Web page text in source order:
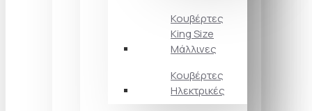
Κουβέρτες
King Size
Μάλλινες
Κουβέρτες
Ηλεκτρικές